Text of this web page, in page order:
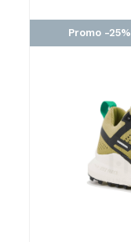
Promo -25%